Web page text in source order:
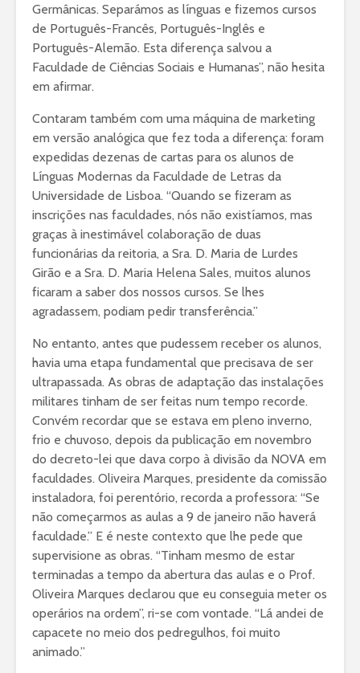
Germânicas. Separámos as línguas e fizemos cursos
de Português-Francês, Português-Inglês e
Português-Alemão. Esta diferença salvou a
Faculdade de Ciências Sociais e Humanas”, não hesita
em afirmar.
Contaram também com uma máquina de marketing
em versão analógica que fez toda a diferença: foram
expedidas dezenas de cartas para os alunos de
Línguas Modernas da Faculdade de Letras da
Universidade de Lisboa. “Quando se fizeram as
inscrições nas faculdades, nós não existíamos, mas
graças à inestimável colaboração de duas
funcionárias da reitoria, a Sra. D. Maria de Lurdes
Girão e a Sra. D. Maria Helena Sales, muitos alunos
ficaram a saber dos nossos cursos. Se lhes
agradassem, podiam pedir transferência.”
No entanto, antes que pudessem receber os alunos,
havia uma etapa fundamental que precisava de ser
ultrapassada. As obras de adaptação das instalações
militares tinham de ser feitas num tempo recorde.
Convém recordar que se estava em pleno inverno,
frio e chuvoso, depois da publicação em novembro
do decreto-lei que dava corpo à divisão da NOVA em
faculdades. Oliveira Marques, presidente da comissão
instaladora, foi perentório, recorda a professora: “Se
não começarmos as aulas a 9 de janeiro não haverá
faculdade.” E é neste contexto que lhe pede que
supervisione as obras. “Tinham mesmo de estar
terminadas a tempo da abertura das aulas e o Prof.
Oliveira Marques declarou que eu conseguia meter os
operários na ordem”, ri-se com vontade. “Lá andei de
capacete no meio dos pedregulhos, foi muito
animado.”